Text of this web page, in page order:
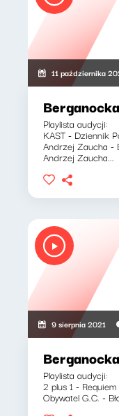
11 października
Playlista audycji:
KAST - Dziennik
Andrzej Zaucha -
Andrzej Zaucha...
9 sierpnia 2021
Playlista audycji:
2 plus 1 -
Obywatel G.C. -